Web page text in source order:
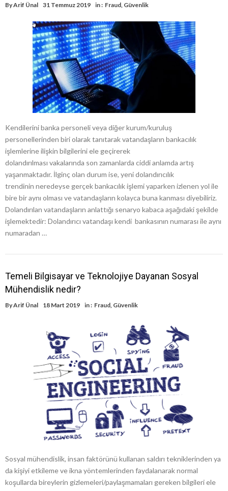
ByArif Ünal 31 Temmuz 2019 in : Fraud Güvenlik
Kendilerini banka personeli veya diğer kurum/kuruluş
personellerinden biri olarak tanıtarak vatandaşların bankacılık
işlemlerine ilişkin bilgilerini ele geçirerek
dolandırılması vakalarında son zamanlarda ciddi anlamda artış
yaşanmaktadır. İlginç olan durum ise, yeni dolandırıcılık
trendinin neredeyse gerçek bankacılık işlemi yaparken izlenen yol ile
bire bir aynı olması ve vatandaşların kolayca buna kanması diyebiliriz.
Dolandırılan vatandaşların anlattığı senaryo kabaca aşağıdaki şekilde
işlemektedir: Dolandırıcı vatandaşı kendi bankasının numarası ile aynı
numaradan …
Temeli Bilgisayar ve Teknolojiye Dayanan Sosyal
Mühendislik nedir?
ByArif Ünal 18 Mart 2019 in : Fraud Güvenlik
Sosyal mühendislik, insan faktörünü kullanan saldırı tekniklerinden ya
da kişiyi etkileme ve ikna yöntemlerinden faydalanarak normal
koşullarda bireylerin gizlemeleri/paylaşmamaları gereken bilgileri ele